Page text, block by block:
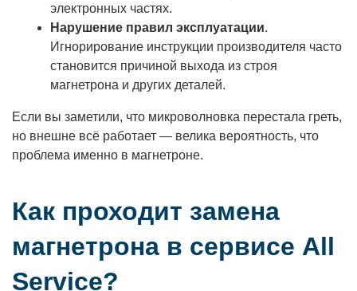
электронных частях.
Нарушение правил эксплуатации.
Игнорирование инструкции производителя часто
становится причиной выхода из строя
магнетрона и других деталей.
Если вы заметили, что микроволновка перестала греть,
но внешне всё работает — велика вероятность, что
проблема именно в магнетроне.
Как проходит замена
магнетрона в сервисе All
Service?